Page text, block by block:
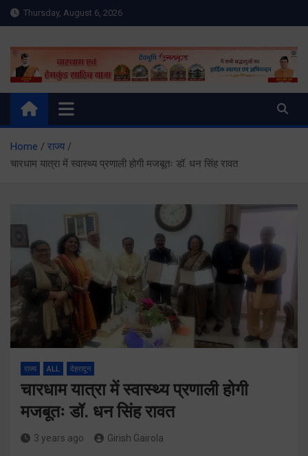
Skip
to
Thursday, August 6, 2026
Meru Raibar | Uttarakhand
News | Uttarkashi News
meruraibar.com
Home
राज्य
चारधाम यात्रा में स्वास्थ्य प्रणाली होगी मजबूतः डॉ. धन सिंह रावत
राज्य ALL देहरादून
चारधाम यात्रा में स्वास्थ्य प्रणाली होगी
मजबूतः डॉ. धन सिंह रावत
3 years ago Girish Gairola